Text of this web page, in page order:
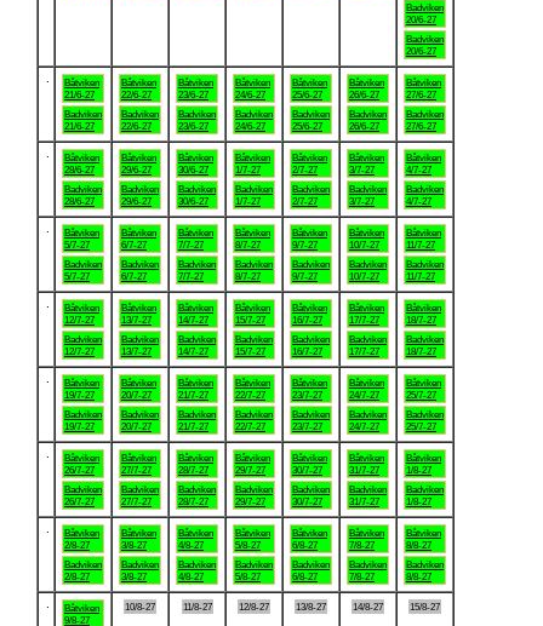
Badviken
20/6-27
Badviken
20/6-27
Båtviken
21/6-27
Badviken
21/6-27
Båtviken
22/6-27
Badviken
22/6-27
Båtviken
23/6-27
Badviken
23/6-27
Båtviken
24/6-27
Badviken
24/6-27
Båtviken
25/6-27
Badviken
25/6-27
Båtviken
26/6-27
Badviken
26/6-27
Båtviken
27/6-27
Badviken
27/6-27
Båtviken
28/6-27
Badviken
28/6-27
Båtviken
29/6-27
Badviken
29/6-27
Båtviken
30/6-27
Badviken
30/6-27
Båtviken
1/7-27
Badviken
1/7-27
Båtviken
2/7-27
Badviken
2/7-27
Båtviken
3/7-27
Badviken
3/7-27
Båtviken
4/7-27
Badviken
4/7-27
Båtviken
5/7-27
Badviken
5/7-27
Båtviken
6/7-27
Badviken
6/7-27
Båtviken
7/7-27
Badviken
7/7-27
Båtviken
8/7-27
Badviken
8/7-27
Båtviken
9/7-27
Badviken
9/7-27
Båtviken
10/7-27
Badviken
10/7-27
Båtviken
11/7-27
Badviken
11/7-27
Båtviken
12/7-27
Badviken
12/7-27
Båtviken
13/7-27
Badviken
13/7-27
Båtviken
14/7-27
Badviken
14/7-27
Båtviken
15/7-27
Badviken
15/7-27
Båtviken
16/7-27
Badviken
16/7-27
Båtviken
17/7-27
Badviken
17/7-27
Båtviken
18/7-27
Badviken
18/7-27
Båtviken
19/7-27
Badviken
19/7-27
Båtviken
20/7-27
Badviken
20/7-27
Båtviken
21/7-27
Badviken
21/7-27
Båtviken
22/7-27
Badviken
22/7-27
Båtviken
23/7-27
Badviken
23/7-27
Båtviken
24/7-27
Badviken
24/7-27
Båtviken
25/7-27
Badviken
25/7-27
Båtviken
26/7-27
Badviken
26/7-27
Båtviken
27/7-27
Badviken
27/7-27
Båtviken
28/7-27
Badviken
28/7-27
Båtviken
29/7-27
Badviken
29/7-27
Båtviken
30/7-27
Badviken
30/7-27
Båtviken
31/7-27
Badviken
31/7-27
Båtviken
1/8-27
Badviken
1/8-27
Båtviken
2/8-27
Badviken
2/8-27
Båtviken
3/8-27
Badviken
3/8-27
Båtviken
4/8-27
Badviken
4/8-27
Båtviken
5/8-27
Badviken
5/8-27
Båtviken
6/8-27
Badviken
6/8-27
Båtviken
7/8-27
Badviken
7/8-27
Båtviken
8/8-27
Badviken
8/8-27
Båtviken
9/8-27
10/8-27 11/8-27 12/8-27 13/8-27 14/8-27 15/8-27